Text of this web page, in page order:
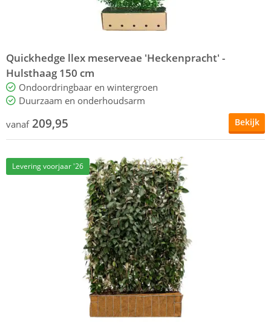
Quickhedge llex meserveae 'Heckenpracht' -
Hulsthaag 150 cm
Ondoordringbaar en wintergroen
Duurzaam en onderhoudsarm
vanaf 209,95 Bekijk
Levering voorjaar '26